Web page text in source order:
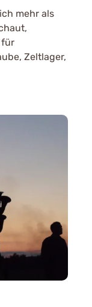
mehr als
für
Zeltlager,